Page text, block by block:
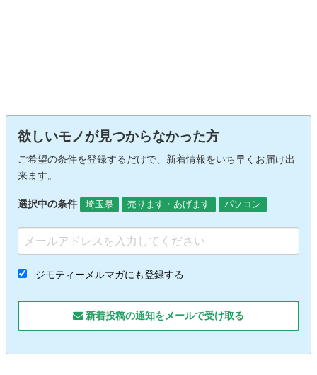
欲しいモノが見つからなかった方
ご希望の条件を登録するだけで、新着情報をいち早くお届け出
来ます。
選択中の条件 埼玉県 売ります・あげます パソコン
ジモティーメルマガにも登録する
新着投稿の通知をメールで受け取る